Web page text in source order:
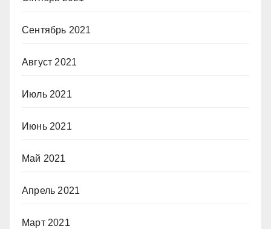
Сентябрь 2021
Август 2021
Июль 2021
Июнь 2021
Май 2021
Апрель 2021
Март 2021